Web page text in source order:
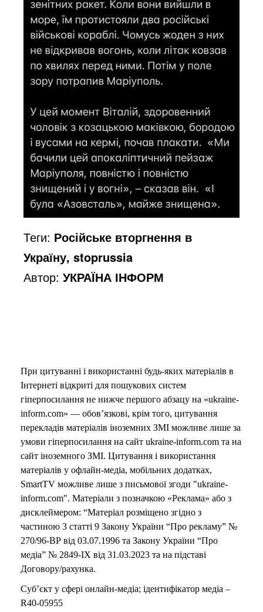
Теги: Російське вторгнення в
Україну, stoprussia
Автор:УКРАЇНА ІНФОРМ
При цитуванні і використанні будь-яких матеріалів в
Інтернеті відкриті для пошукових систем
гіперпосилання не нижче першого абзацу на «ukraine-
inform.com» — обов’язкові, крім того, цитування
перекладів матеріалів іноземних ЗМІ можливе лише за
умови гіперпосилання на сайт ukraine-inform.com та на
сайт іноземного ЗМІ. Цитування і використання
матеріалів у офлайн-медіа, мобільних додатках,
SmartTV можливе лише з письмової згоди "ukraine-
inform.com". Матеріали з позначкою «Реклама» або з
дисклеймером: “Матеріал розміщено згідно з
частиною 3 статті 9 Закону України “Про рекламу” №
270/96-ВР від 03.07.1996 та Закону України “Про
медіа” № 2849-IX від 31.03.2023 та на підставі
Договору/рахунка.
Суб’єкт у сфері онлайн-медіа; ідентифікатор медіа –
R40-05955